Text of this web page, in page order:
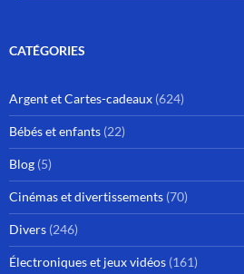
CATÉGORIES
Argent et Cartes-cadeaux (624)
Bébés et enfants (22)
Blog (5)
Cinémas et divertissements (70)
Divers (246)
Électroniques et jeux vidéos (161)